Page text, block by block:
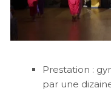
Prestation :
par une